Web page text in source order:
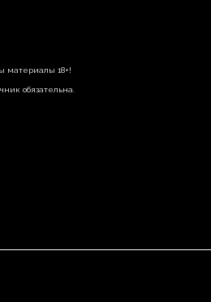
материалы 18+!
обязательна.